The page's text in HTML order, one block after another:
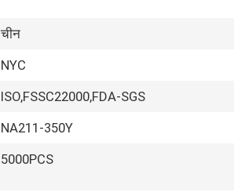
चीन
NYC
ISO,FSSC22000,FDA-SGS
NA211-350Y
5000PCS